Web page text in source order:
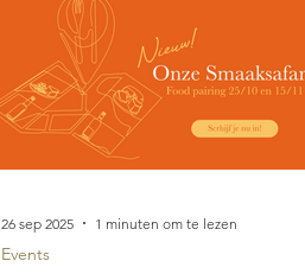
26 sep 2025 1 minuten om te lezen
Events